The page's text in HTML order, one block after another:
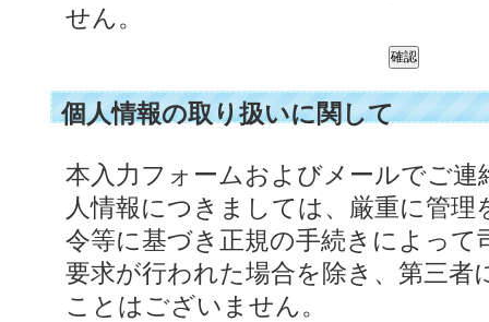
せん。
個人情報の取り扱いに関して
本入力フォームおよびメールでご連
人情報につきましては、厳重に管
令等に基づき正規の手続きによって
要求が行われた場合を除き、第三者
ことはございません。